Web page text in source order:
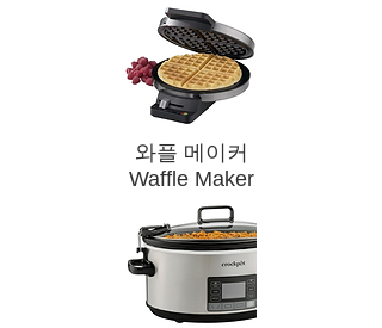
​와플 메이커
Waffle Maker